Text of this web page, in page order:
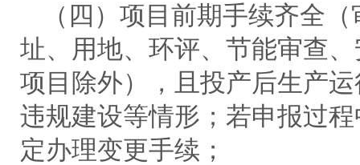
（四）项目前期手续齐全
址、用地、环评、节能审查
项目除外），且投产后生产
违规建设等情形；若申报过
定办理变更手续；